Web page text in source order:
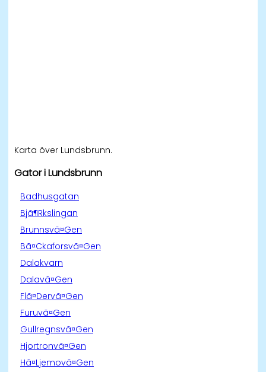
Karta över Lundsbrunn.
Gator i Lundsbrunn
Badhusgatan
Bjã¶Rkslingan
Brunnsvã¤Gen
Bã¤Ckaforsvã¤Gen
Dalakvarn
Dalavã¤Gen
Flã¤Dervã¤Gen
Furuvã¤Gen
Gullregnsvã¤Gen
Hjortronvã¤Gen
Hã¤Ljemovã¤Gen